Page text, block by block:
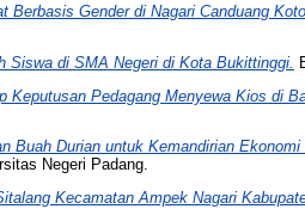
Gender di Nagari Canduang
Siswa di SMA Negeri di Kota Bukittinggi.
Keputusan Pedagang Menyewa Kios di
Buah Durian untuk Kemandirian
Negeri Padang.
Kecamatan Ampek Nagari